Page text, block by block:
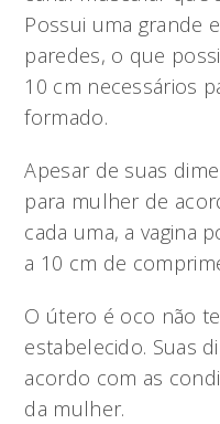
Possui uma grande
paredes, o que
10 cm necessários
formado.
Apesar de suas
para mulher de
cada uma, a vagina
a 10 cm de
O útero é oco não
estabelecido. Suas
acordo com as
da mulher.